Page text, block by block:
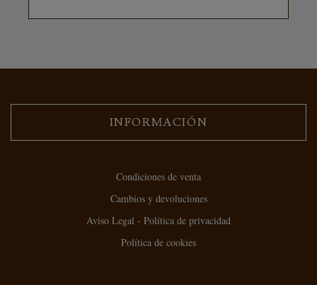
INFORMACIÓN
Condiciones de venta
Cambios y devoluciones
Aviso Legal - Política de privacidad
Política de cookies